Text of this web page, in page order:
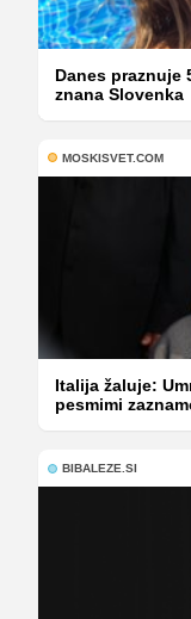
Danes praznuje
znana Slovenka
MOSKISVET.COM
Italija žaluje:
pesmimi
BIBALEZE.SI